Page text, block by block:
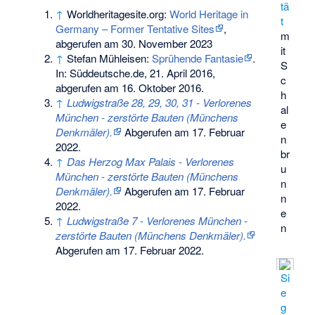
tä
t
m
it
S
c
h
al
e
n
br
u
n
n
e
n
Si
e
g
↑ Worldheritagesite.org:World Heritage in
Germany – Former Tentative Sites
,
abgerufen am 30. November 2023
↑ Stefan Mühleisen:Sprühende Fantasie
.
In: Süddeutsche.de, 21. April 2016,
abgerufen am 16. Oktober 2016.
↑ Ludwigstraße 28, 29, 30, 31 - Verlorenes
München - zerstörte Bauten (Münchens
Denkmäler).
Abgerufen am 17. Februar
2022.
↑ Das Herzog Max Palais - Verlorenes
München - zerstörte Bauten (Münchens
Denkmäler).
Abgerufen am 17. Februar
2022.
↑ Ludwigstraße 7 - Verlorenes München -
zerstörte Bauten (Münchens Denkmäler).
Abgerufen am 17. Februar 2022.